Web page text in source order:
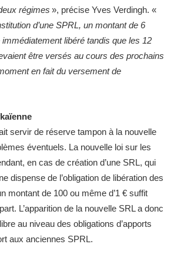
régimes », précise Yves Verdingh. «
d’une SPRL, un montant de 6
libéré tandis que les 12
être versés au cours des prochains
en fait du versement de
servir de réserve tampon à la nouvelle
éventuels. La nouvelle loi sur les
en cas de création d’une SRL, qui
dispense de l’obligation de libération des
montant de 100 ou même d’1 € suffit
L’apparition de la nouvelle SRL a donc
au niveau des obligations d’apports
aux anciennes SPRL.